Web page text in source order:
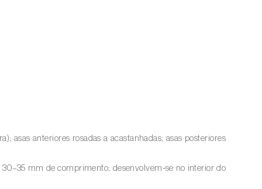
asas anteriores rosadas a acastanhadas; asas posteriores
mm de comprimento; desenvolvem‑se no interior do